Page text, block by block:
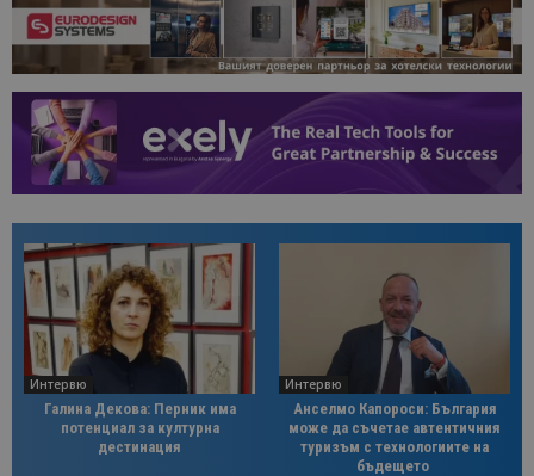
Интервю
Галина Декова: Перник има
потенциал за културна
дестинация
Интервю
Анселмо Капороси: България
може да съчетае автентичния
туризъм с технологиите на
бъдещето